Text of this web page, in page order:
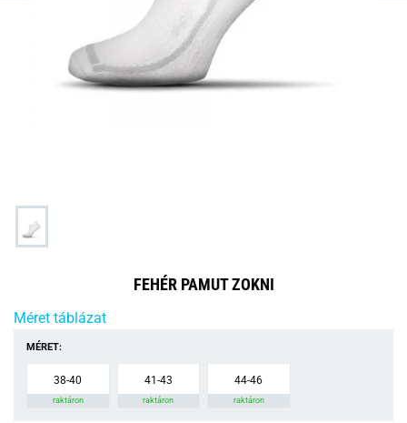
FEHÉR PAMUT ZOKNI
Méret táblázat
MÉRET:
38-40
raktáron
41-43
raktáron
44-46
raktáron